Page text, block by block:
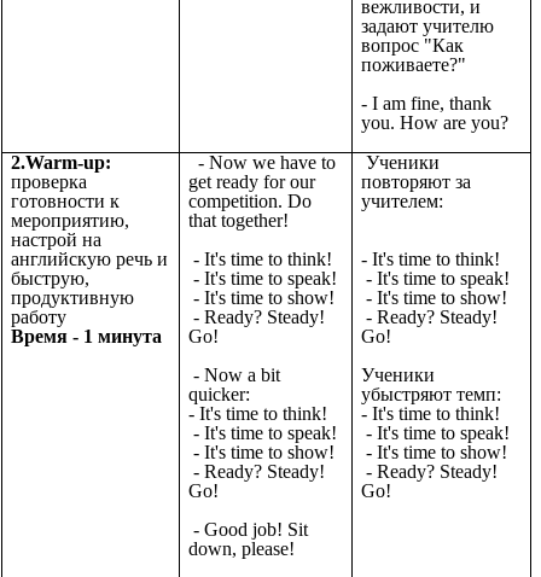
вежливости, и
задают учителю
вопрос "Как
поживаете?"
- I am fine, thank
you. How are you?
2.Warm-up:
проверка
готовности к
мероприятию,
настрой на
английскую речь и
быструю,
продуктивную
работу
Время - 1 минута
- Now we have to
get ready for our
competition. Do
that together!
- It's time to think!
- It's time to speak!
- It's time to show!
- Ready? Steady!
Go!
- Now a bit
quicker:
- It's time to think!
- It's time to speak!
- It's time to show!
- Ready? Steady!
Go!
- Good job! Sit
down, please!
Ученики
повторяют за
учителем:
- It's time to think!
- It's time to speak!
- It's time to show!
- Ready? Steady!
Go!
Ученики
убыстряют темп:
- It's time to think!
- It's time to speak!
- It's time to show!
- Ready? Steady!
Go!